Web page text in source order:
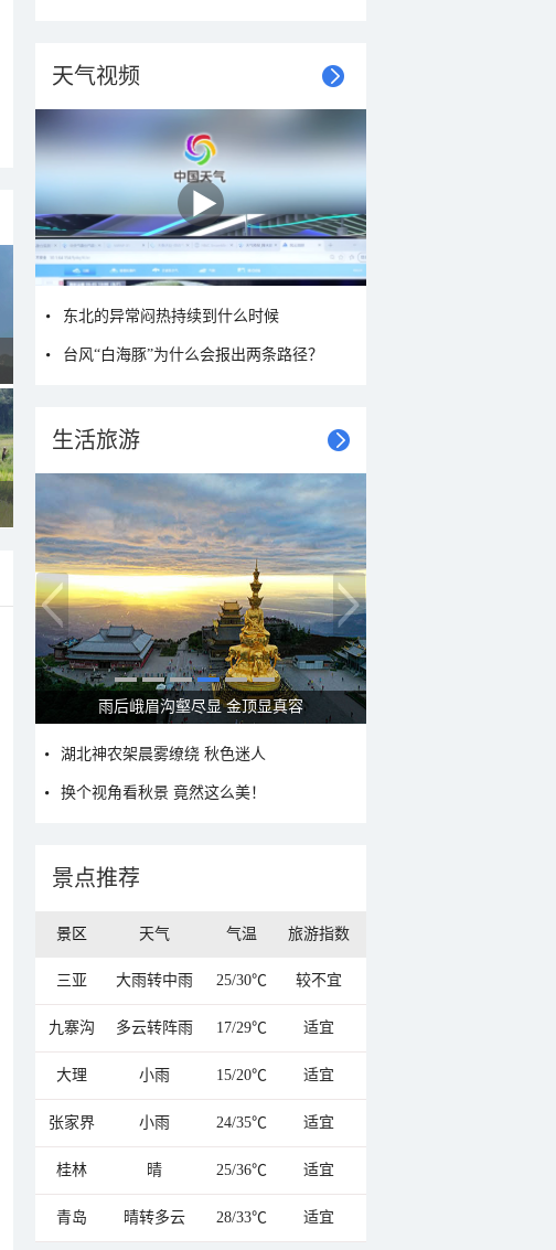
天气视频
东北的异常闷热持续到什么时候
台风“白海豚”为什么会报出两条路径？
生活旅游
秋意浓 蓝天映衬下的哈尔滨伏尔加庄园
湖北神农架晨雾缭绕 秋色迷人
换个视角看秋景 竟然这么美！
景点推荐
景区 天气 气温 旅游指数
三亚 大雨转中雨 25/30℃ 较不宜
九寨沟 多云转阵雨 17/29℃ 适宜
大理 小雨 15/20℃ 适宜
张家界 小雨 24/35℃ 适宜
桂林 晴 25/36℃ 适宜
青岛 晴转多云 28/33℃ 适宜